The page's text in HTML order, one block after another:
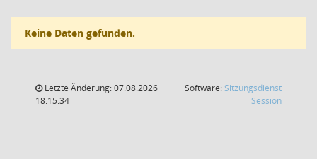
Keine Daten gefunden.
Letzte Änderung: 07.08.2026
18:15:34
Software: Sitzungsdienst
Session(Wird in